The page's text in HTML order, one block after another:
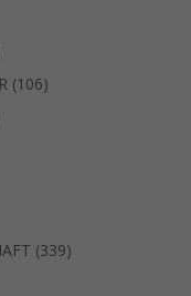
106106
339339